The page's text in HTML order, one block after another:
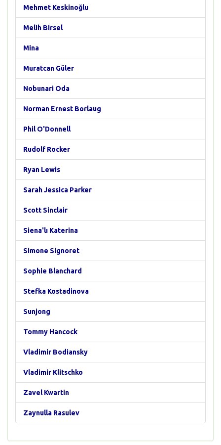
Mehmet Keskinoğlu
Melih Birsel
Mina
Muratcan Güler
Nobunari Oda
Norman Ernest Borlaug
Phil O'Donnell
Rudolf Rocker
Ryan Lewis
Sarah Jessica Parker
Scott Sinclair
Siena'lı Katerina
Simone Signoret
Sophie Blanchard
Stefka Kostadinova
Sunjong
Tommy Hancock
Vladimir Bodiansky
Vladimir Klitschko
Zavel Kwartin
Zaynulla Rasulev